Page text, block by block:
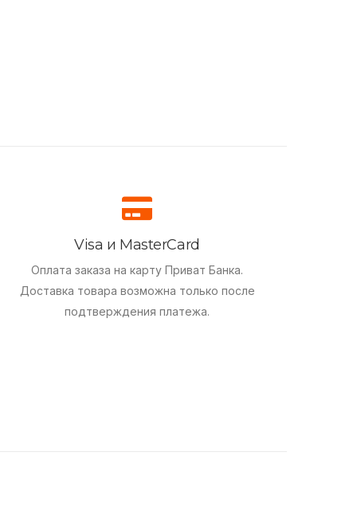
Visa и MasterCard
Оплата заказа на карту Приват Банка.
Доставка товара возможна только после
подтверждения платежа.